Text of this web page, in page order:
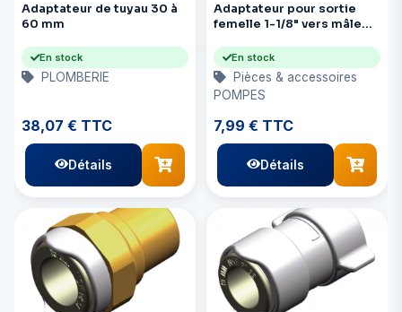
Adaptateur de tuyau 30 à
60 mm
En stock
PLOMBERIE
38,07 € TTC
Détails
Adaptateur pour sortie
femelle 1-1/8" vers mâle
En stock
Pièces & accessoires
POMPES
7,99 € TTC
Détails